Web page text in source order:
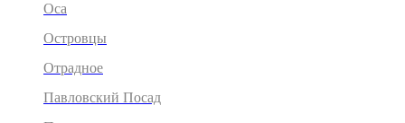
Оса
Островцы
Отрадное
Павловский Посад